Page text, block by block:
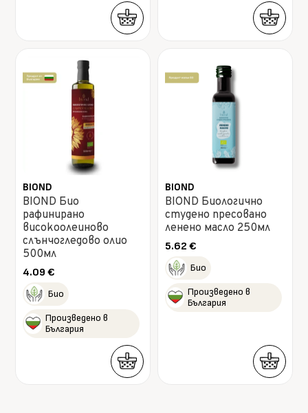
BIOND
BIOND Био
рафинирано
високоолеиново
слънчогледово олио
500мл
4.09€
Био
Произведено в
България
BIOND
BIOND Биологично
студено пресовано
ленено масло 250мл
5.62 €
Био
Произведено в
България